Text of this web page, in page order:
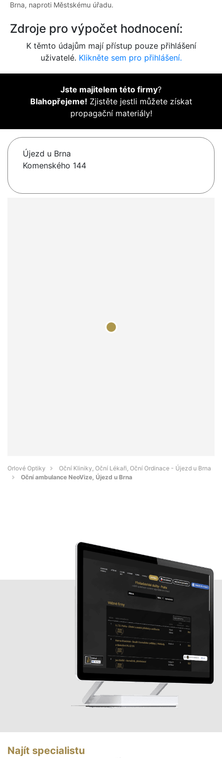
Brna, naproti Městskému úřadu.
Zdroje pro výpočet hodnocení:
K těmto údajům mají přístup pouze přihlášení
uživatelé. Klikněte sem pro přihlášení.
Jste majitelem této firmy?
Blahopřejeme! Zjistěte jestli můžete získat
propagační materiály!
Újezd u Brna
Komenského 144
Orlové Optiky
Oční Kliniky, Oční Lékaři, Oční Ordinace - Újezd u Brna
Oční ambulance NeoVize, Újezd u Brna
Najít specialistu